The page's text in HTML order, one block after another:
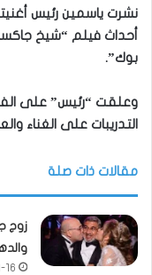
نشرت ياسمين رئيس
أحداث فيلم “شيخ
بوك”.
التدريبات على الغناء
مقالات ذات صلة
زوج
16